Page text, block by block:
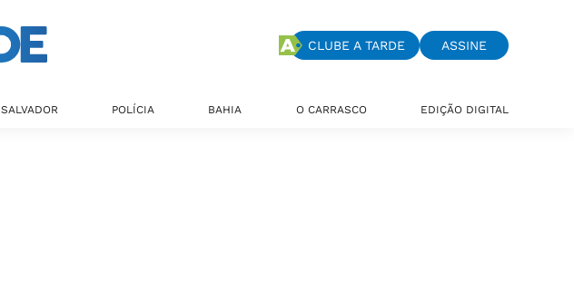
CLUBE A TARDE ASSINE
SALVADOR POLÍCIA BAHIA O CARRASCO EDIÇÃO DIGITAL